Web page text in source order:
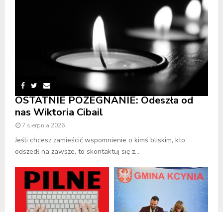
OSTATNIE POŻEGNANIE: Odeszła od
nas Wiktoria Cibail
7 sierpnia 2026
Jeśli chcesz zamieścić wspomnienie o kimś bliskim, kto
odszedł na zawsze, to skontaktuj się z...